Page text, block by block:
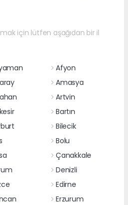
için lütfen aşağıdan bir il
Afyon
Amasya
Artvin
Bartın
Bilecik
Bolu
Çanakkale
Denizli
Edirne
Erzurum